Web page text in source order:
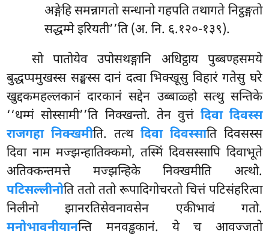
अङ्गेहि समन्नागतो सन्धानो गहपति तथागते निट्ठङ्गतो
सद्धम्मे इरियती’’ति (अ. नि. ६.१२०-१३९).
सो पातोयेव उपोसथङ्गानि अधिट्ठाय पुब्बण्हसमये
बुद्धप्पमुखस्स सङ्घस्स दानं दत्वा भिक्खूसु विहारं गतेसु घरे
खुद्दकमहल्लकानं दारकानं सद्देन उब्बाळ्हो सत्थु सन्तिके
‘‘धम्मं सोस्सामी’’ति निक्खन्तो. तेन वुत्तं दिवा दिवस्स
राजगहा निक्खमीति. तत्थ दिवा दिवस्साति दिवसस्स
दिवा नाम मज्झन्हातिक्कमो, तस्मिं दिवसस्सापि दिवाभूते
अतिक्कन्तमत्ते मज्झन्हिके निक्खमीति अत्थो.
पटिसल्लीनोति ततो ततो रूपादिगोचरतो चित्तं पटिसंहरित्वा
निलीनो झानरतिसेवनावसेन एकीभावं गतो.
मनोभावनीयानन्ति मनवड्ढकानं. ये च आवज्जतो